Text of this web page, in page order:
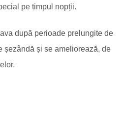
pe timpul nopții.
după perioade prelungite de
șezândă și se ameliorează, de